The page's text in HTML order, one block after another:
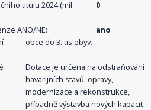
titulu 2024 (mil.
0
ANO/NE:
ano
obce do 3. tis.obyv.
Dotace je určena na odstraňování
havarijních stavů, opravy,
modernizace a rekonstrukce,
případně výstavba nových kapacit